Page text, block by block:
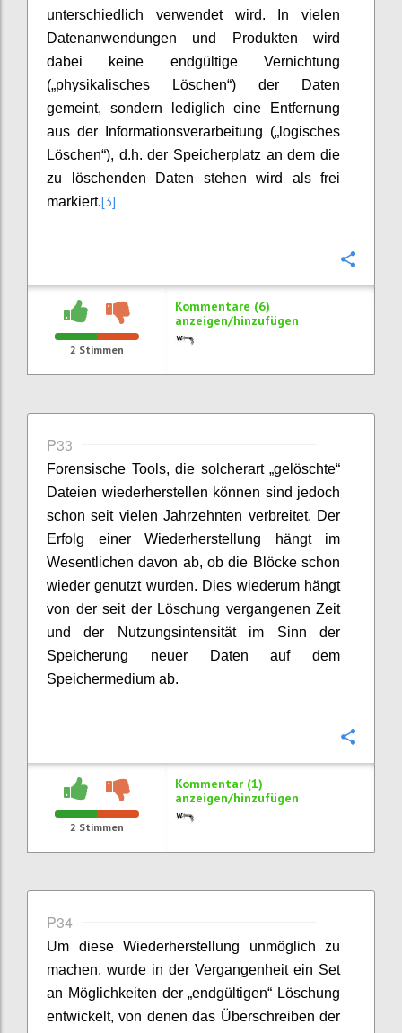
unterschiedlich verwendet wird. In vielen
Datenanwendungen und Produkten wird
dabei keine endgültige Vernichtung
(„physikalisches Löschen“) der Daten
gemeint, sondern lediglich eine Entfernung
aus der Informationsverarbeitung („logisches
Löschen“), d.h. der Speicherplatz an dem die
zu löschenden Daten stehen wird als frei
markiert.[3]
2 Stimmen
Kommentare (6)
anzeigen/hinzufügen
P33
Forensische Tools, die solcherart „gelöschte“
Dateien wiederherstellen können sind jedoch
schon seit vielen Jahrzehnten verbreitet. Der
Erfolg einer Wiederherstellung hängt im
Wesentlichen davon ab, ob die Blöcke schon
wieder genutzt wurden. Dies wiederum hängt
von der seit der Löschung vergangenen Zeit
und der Nutzungsintensität im Sinn der
Speicherung neuer Daten auf dem
Speichermedium ab.
2 Stimmen
Kommentar (1)
anzeigen/hinzufügen
P34
Um diese Wiederherstellung unmöglich zu
machen, wurde in der Vergangenheit ein Set
an Möglichkeiten der „endgültigen“ Löschung
entwickelt, von denen das Überschreiben der